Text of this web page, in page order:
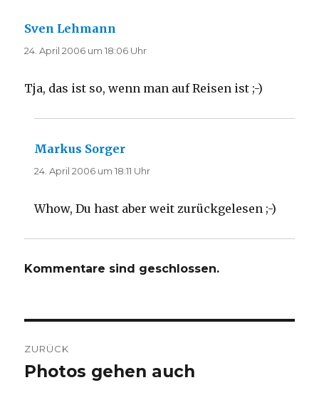
Sven Lehmann
24. April 2006 um 18:06 Uhr
Tja, das ist so, wenn man auf Reisen ist ;-)
Markus Sorger
24. April 2006 um 18:11 Uhr
Whow, Du hast aber weit zurückgelesen ;-)
Kommentare sind geschlossen.
ZURÜCK
Vorheriger
Photos gehen auch